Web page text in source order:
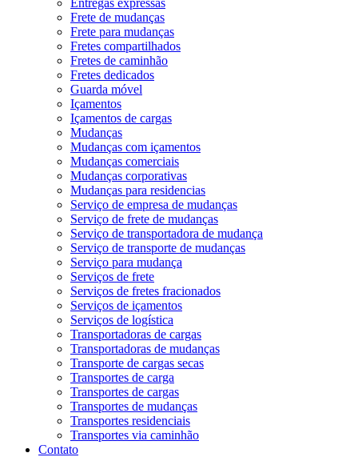
Entregas expressas
Frete de mudanças
Frete para mudanças
Fretes compartilhados
Fretes de caminhão
Fretes dedicados
Guarda móvel
Içamentos
Içamentos de cargas
Mudanças
Mudanças com içamentos
Mudanças comerciais
Mudanças corporativas
Mudanças para residencias
Serviço de empresa de mudanças
Serviço de frete de mudanças
Serviço de transportadora de mudança
Serviço de transporte de mudanças
Serviço para mudança
Serviços de frete
Serviços de fretes fracionados
Serviços de içamentos
Serviços de logística
Transportadoras de cargas
Transportadoras de mudanças
Transporte de cargas secas
Transportes de carga
Transportes de cargas
Transportes de mudanças
Transportes residenciais
Transportes via caminhão
Contato